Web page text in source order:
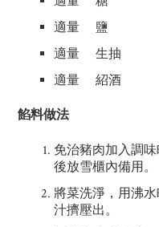
適量 鹽
適量 生抽
適量 紹酒
餡料做法
免治豬肉加入調
後放雪櫃內備用。
將菜洗淨，用沸
汁擠壓出。